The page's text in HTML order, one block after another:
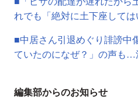
れでも「絶対に土下座して
■中居さん引退めぐり誹謗中
ていたのになぜ？」の声も…
編集部からのお知らせ